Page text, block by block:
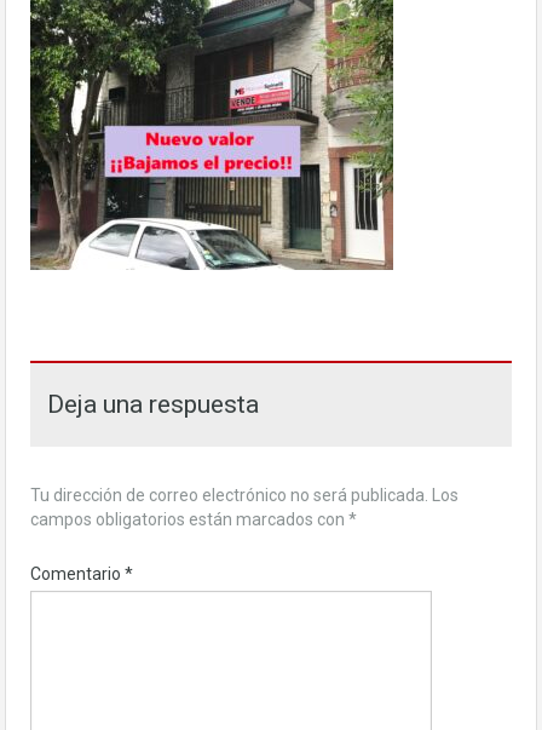
Deja una respuesta
Tu dirección de correo electrónico no será publicada.
Los
campos obligatorios están marcados con *
Comentario *